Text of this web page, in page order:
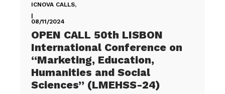
ICNOVA CALLS,
|
08/11/2024
OPEN CALL 50th LISBON
International Conference on
“Marketing, Education,
Humanities and Social
Sciences” (LMEHSS-24)